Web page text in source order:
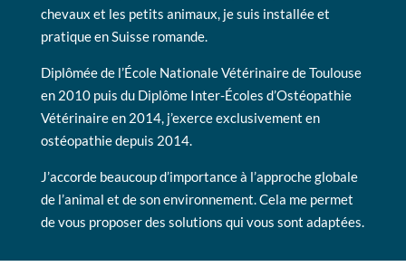
chevaux et les petits animaux, je suis installée et
pratique en Suisse romande.
Diplômée de l’École Nationale Vétérinaire de Toulouse
en 2010 puis du Diplôme Inter-Écoles d’Ostéopathie
Vétérinaire en 2014, j’exerce exclusivement en
ostéopathie depuis 2014.
J’accorde beaucoup d’importance à l’approche globale
de l’animal et de son environnement. Cela me permet
de vous proposer des solutions qui vous sont adaptées.